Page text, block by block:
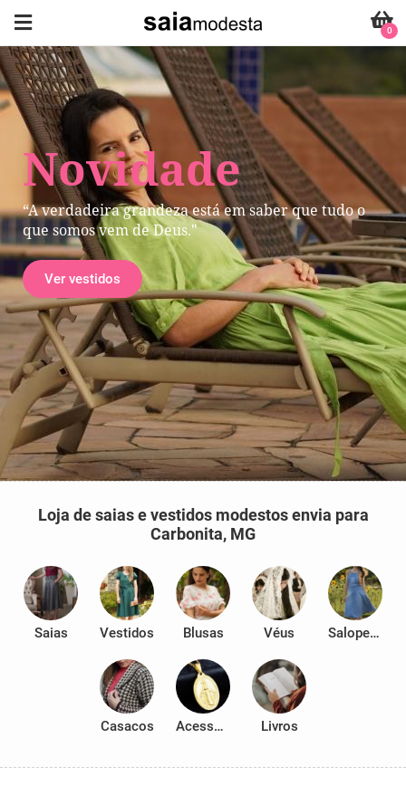
Novidade
“A verdadeira grandeza está em saber que tudo o
que somos vem de Deus."
Ver vestidos
0
Loja de saias e vestidos modestos envia para
Carbonita, MG
Saias Vestidos Blusas Véus Salopetes
Casacos Acessórios Livros